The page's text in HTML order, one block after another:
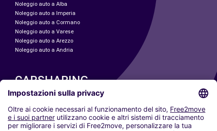
Noleggio auto a Alba
Noleggio auto a Imperia
Noleggio auto a Cormano
Noleggio auto a Varese
Noleggio auto a Arezzo
Noleggio auto a Andria
CARSHARING
LE NOSTRE CITTÀ
Paris
Madrid
Washington DC